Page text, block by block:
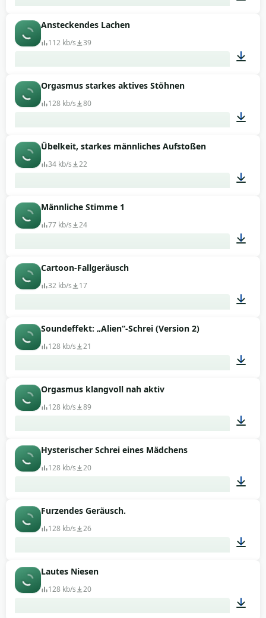
Ansteckendes Lachen
112 kb/s 39
Orgasmus starkes aktives Stöhnen
128 kb/s 80
Übelkeit, starkes männliches Aufstoßen
34 kb/s 22
Männliche Stimme 1
77 kb/s 24
Cartoon-Fallgeräusch
32 kb/s 17
Soundeffekt: „Alien“-Schrei (Version 2)
128 kb/s 21
Orgasmus klangvoll nah aktiv
128 kb/s 89
Hysterischer Schrei eines Mädchens
128 kb/s 20
Furzendes Geräusch.
128 kb/s 26
Lautes Niesen
128 kb/s 20